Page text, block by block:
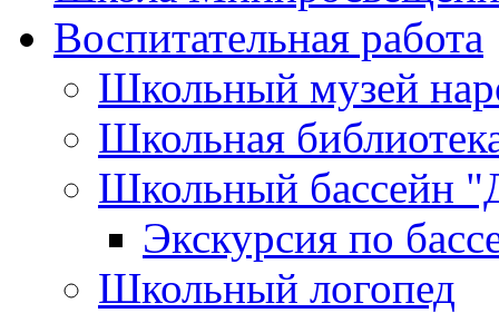
Воспитательная работа
Школьный музей
Школьная
Школьный бассейн
Экскурсия по
Школьный логопед